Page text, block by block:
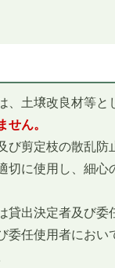
土壌改良材等と
ん。
剪定枝の散乱防
に使用し、細心
貸出決定者及び
任使用者におい